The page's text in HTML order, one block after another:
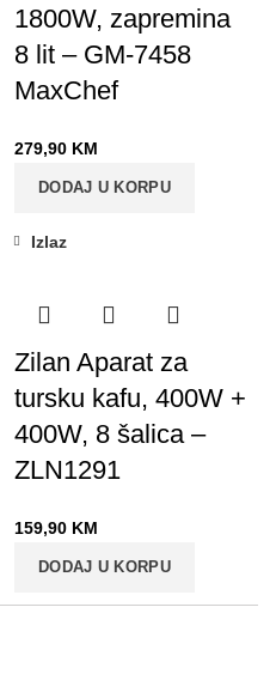
1800W, zapremina
8 lit – GM-7458
MaxChef
279,90 KM
DODAJ U KORPU
Izlaz
Zilan Aparat za
tursku kafu, 400W +
400W, 8 šalica –
ZLN1291
159,90 KM
DODAJ U KORPU